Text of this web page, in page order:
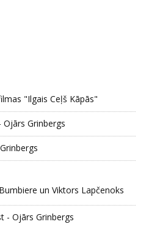
"Ilgais Ceļš Kāpās"
Grinbergs
un Viktors Lapčenoks
- Ojārs Grinbergs